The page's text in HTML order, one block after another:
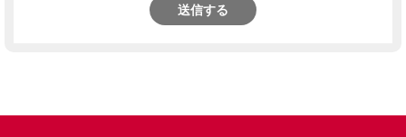
送信する